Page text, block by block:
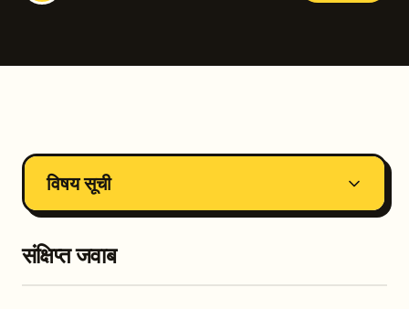
विषय सूची
संक्षिप्त जवाब